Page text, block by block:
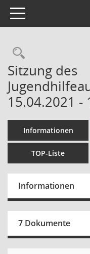
Toggle navigation
Sitzung des
15.04.2021 -
Informationen
TOP-Liste
Informationen
7 Dokumente